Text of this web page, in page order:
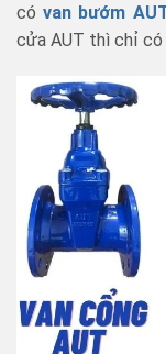
cóvan bướm
cửa AUT thì chỉ có